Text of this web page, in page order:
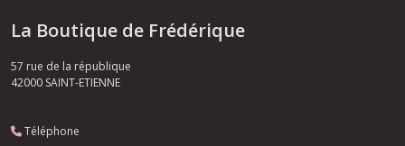
La Boutique de Frédérique
57 rue de la république
42000 SAINT-ETIENNE
Téléphone